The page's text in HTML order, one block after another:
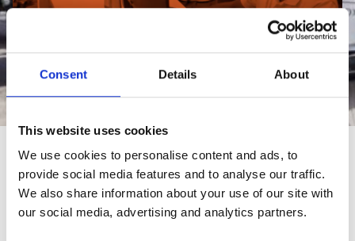
Consent Details About
This website uses cookies
We use cookies to personalise content and ads, to
provide social media features and to analyse our traffic.
We also share information about your use of our site with
our social media, advertising and analytics partners.
Uoppfordret
søknad